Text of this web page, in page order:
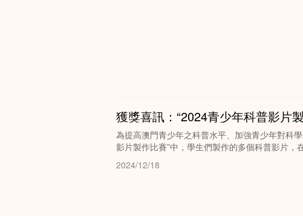
獲獎喜訊：“2024青少年科普影片
為提高澳門青少年之科普水平、加強青少年對科
影片製作比賽”中，學生們製作的多個科普影片，
2024/12/18